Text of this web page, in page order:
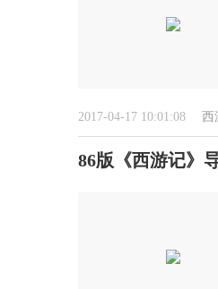
2017-04-17 10:01:08 西
86版《西游记》